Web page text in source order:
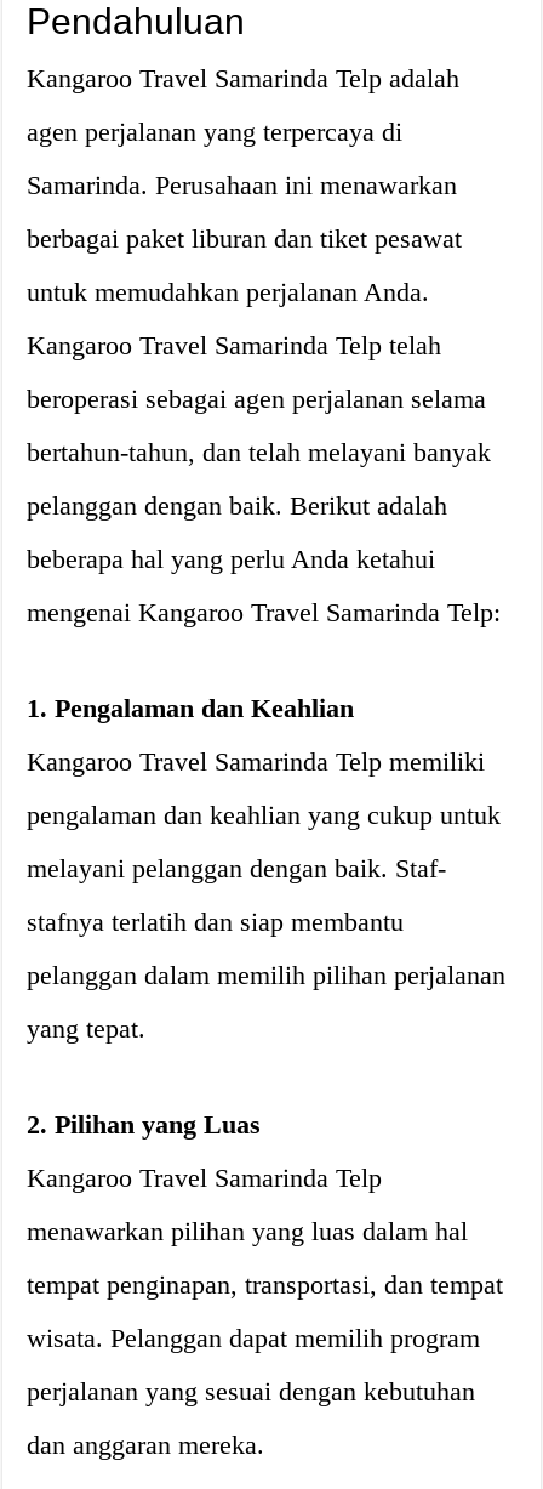
Pendahuluan
Kangaroo Travel Samarinda Telp adalah
agen perjalanan yang terpercaya di
Samarinda. Perusahaan ini menawarkan
berbagai paket liburan dan tiket pesawat
untuk memudahkan perjalanan Anda.
Kangaroo Travel Samarinda Telp telah
beroperasi sebagai agen perjalanan selama
bertahun-tahun, dan telah melayani banyak
pelanggan dengan baik. Berikut adalah
beberapa hal yang perlu Anda ketahui
mengenai Kangaroo Travel Samarinda Telp:
1. Pengalaman dan Keahlian
Kangaroo Travel Samarinda Telp memiliki
pengalaman dan keahlian yang cukup untuk
melayani pelanggan dengan baik. Staf-
stafnya terlatih dan siap membantu
pelanggan dalam memilih pilihan perjalanan
yang tepat.
2. Pilihan yang Luas
Kangaroo Travel Samarinda Telp
menawarkan pilihan yang luas dalam hal
tempat penginapan, transportasi, dan tempat
wisata. Pelanggan dapat memilih program
perjalanan yang sesuai dengan kebutuhan
dan anggaran mereka.